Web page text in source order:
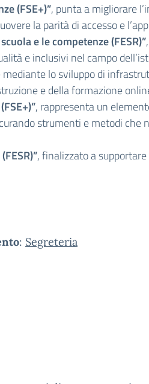
(FSE+)”, punta a migliorare
la parità di accesso e
e le competenze (FESR)”
e inclusivi nel campo
lo sviluppo di
e della formazione
, rappresenta un
strumenti e metodi che
, finalizzato a
: Segreteria